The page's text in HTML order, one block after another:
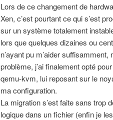
Lors de ce changement de
Xen, c’est pourtant ce qui s’est
sur un système totalement
lors que quelques dizaines ou
n’ayant pu m’aider
problème, j’ai finalement opté
qemu-kvm, lui reposant sur le
ma configuration.
La migration s’est faite sans trop
logique dans un fichier (enfin je